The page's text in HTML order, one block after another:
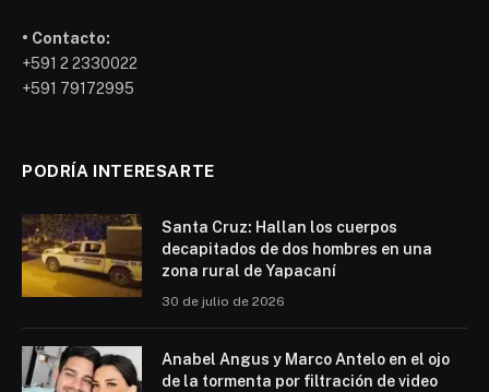
• Contacto:
+591 2 2330022
+591 79172995
PODRÍA INTERESARTE
Santa Cruz: Hallan los cuerpos
decapitados de dos hombres en una
zona rural de Yapacaní
30 de julio de 2026
Anabel Angus y Marco Antelo en el ojo
de la tormenta por filtración de video